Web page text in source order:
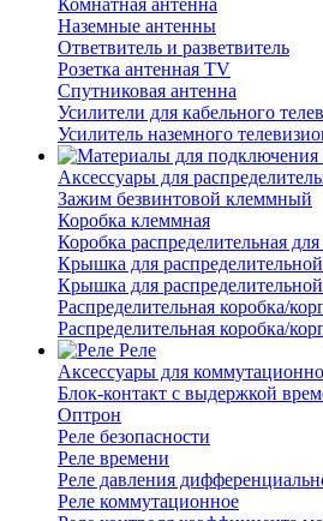
Комнатная антенна
Наземные антенны
Ответвитель и разветвитель
Розетка антенная TV
Спутниковая антенна
Усилители для кабельного
Усилитель наземного
Аксессуары для
Зажим безвинтовой клеммный
Коробка клеммная
Коробка распределительная
Крышка для
Крышка для
Распределительная коробка/
Распределительная коробка/
Реле
Аксессуары для
Блок-контакт с выдержкой
Оптрон
Реле безопасности
Реле времени
Реле давления
Реле коммутационное